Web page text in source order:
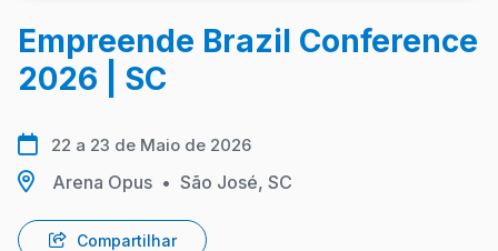
Empreende Brazil Conference
2026 | SC
22 a 23 de Maio de 2026
Arena Opus • São José, SC
Compartilhar